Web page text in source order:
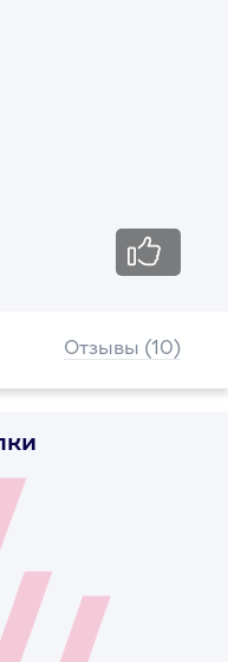
Отзывы (10)